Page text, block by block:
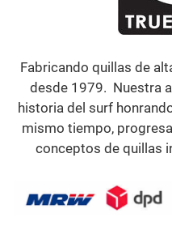
Fabricando quillas de
desde 1979. Nuestra
historia del surf
mismo tiempo,
conceptos de quillas